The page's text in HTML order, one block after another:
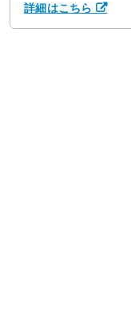
詳細はこちら